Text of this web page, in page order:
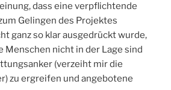
dass eine verpflichtende
Gelingen des Projektes
ganz so klar ausgedrückt wurde,
Menschen nicht in der Lage sind
(verzeiht mir die
zu ergreifen und angebotene